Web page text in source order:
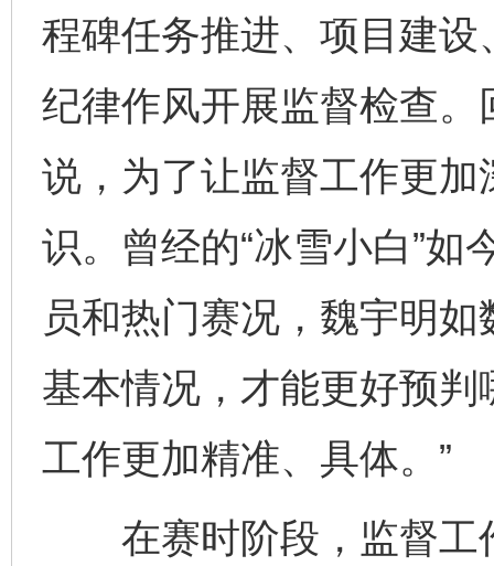
程碑任务推进、项目建
纪律作风开展监督检查
说，为了让监督工作更
识。曾经的“冰雪小白”如
员和热门赛况，魏宇明
基本情况，才能更好预
工作更加精准、具体。”
在赛时阶段，监督工